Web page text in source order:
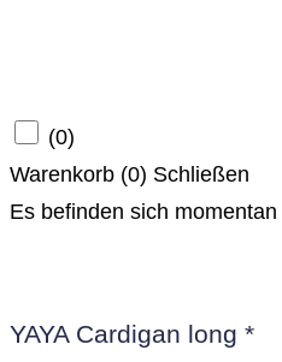
(0)
Warenkorb (0) Schließen
Es befinden sich
YAYA Cardigan long *